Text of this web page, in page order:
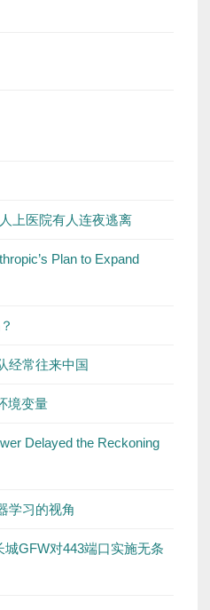
上医院有人连夜逃离
Plan to Expand
经常往来中国
境变量
Delayed the Reckoning
学习的视角
GFW对443端口实施无条